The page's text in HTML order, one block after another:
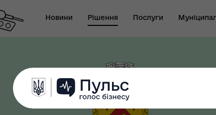
Новини Рішення Послуги
Звіт виконуючого